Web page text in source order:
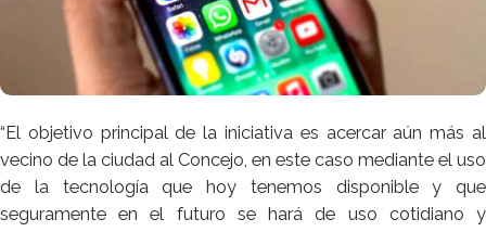
“El objetivo principal de la iniciativa es acercar aún más al
vecino de la ciudad al Concejo, en este caso mediante el uso
de la tecnología que hoy tenemos disponible y que
seguramente en el futuro se hará de uso cotidiano y